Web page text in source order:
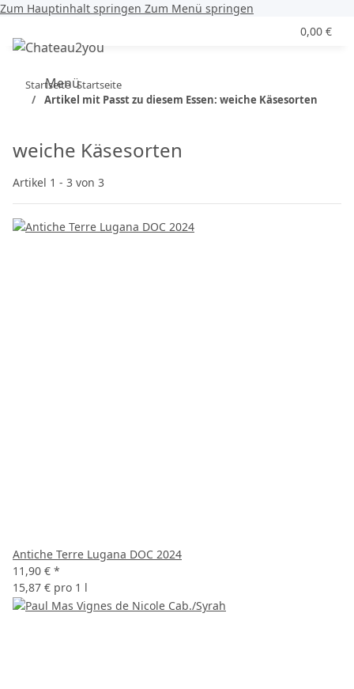
Zum Hauptinhalt springen Zum Menü springen
Menü
0,00 €
Startseite Startseite
Artikel mit Passt zu diesem Essen: weiche Käsesorten
weiche Käsesorten
Artikel 1 - 3 von 3
Antiche Terre Lugana DOC 2024
11,90 € *
15,87 € pro 1 l